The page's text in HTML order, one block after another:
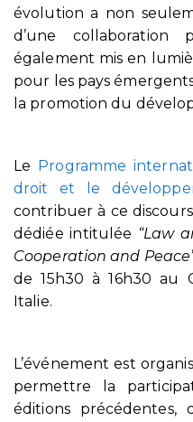
évolution a non
d’une
également mis en
pour les pays
la promotion du
Le Programme
droit et le
contribuer à ce
dédiée intitulée “Law
Cooperation and
de 15h30 à 16h30 au
Italie.
L’événement est
permettre la
éditions précédentes,